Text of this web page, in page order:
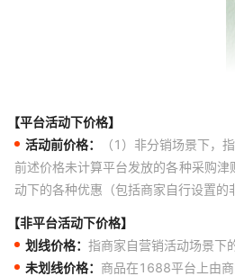
【平台活动下价格】
活动前价格：
（1）非分销场景下，
前述价格未计算平台发放的各种采购
动下的各种优惠（包括商家自行设置的
【非平台活动下价格】
划线价格： 指商家自营销活动场景下
未划线价格： 商品在1688平台上由